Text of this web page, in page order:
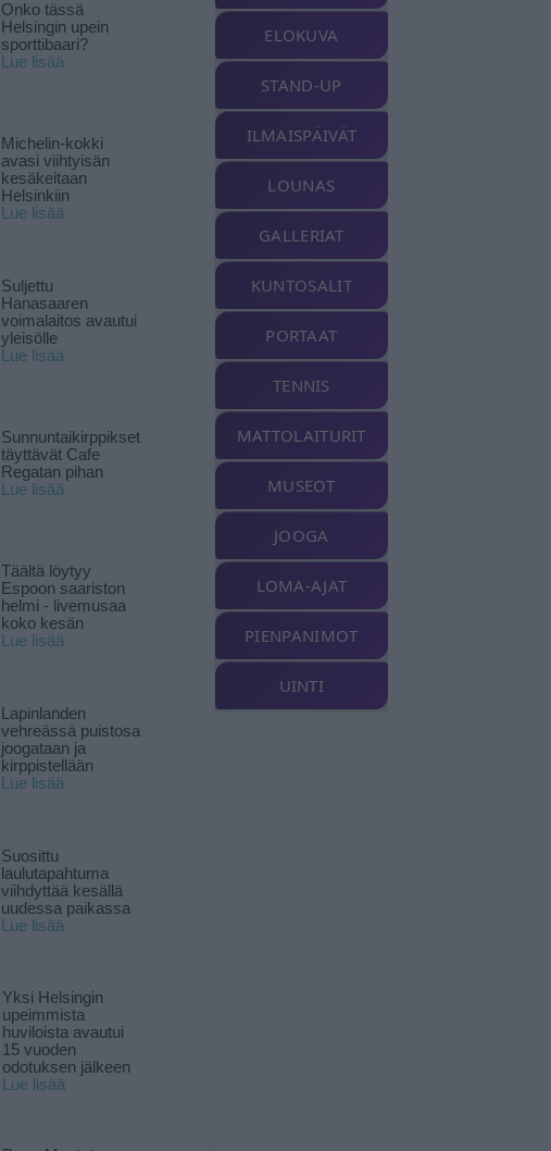
Onko tässä
Helsingin upein
sporttibaari?
Lue lisää
Michelin-kokki
avasi viihtyisän
kesäkeitaan
Helsinkiin
Lue lisää
Suljettu
Hanasaaren
voimalaitos avautui
yleisölle
Lue lisää
Sunnuntaikirppikset
täyttävät Cafe
Regatan pihan
Lue lisää
Täältä löytyy
Espoon saariston
helmi - livemusaa
koko kesän
Lue lisää
Lapinlanden
vehreässä puistosa
joogataan ja
kirppistellään
Lue lisää
Suosittu
laulutapahtuma
viihdyttää kesällä
uudessa paikassa
Lue lisää
Yksi Helsingin
upeimmista
huviloista avautui
15 vuoden
odotuksen jälkeen
Lue lisää
ELOKUVA
STAND-UP
ILMAISPÄIVÄT
LOUNAS
GALLERIAT
KUNTOSALIT
PORTAAT
TENNIS
MATTOLAITURIT
MUSEOT
JOOGA
LOMA-AJAT
PIENPANIMOT
UINTI